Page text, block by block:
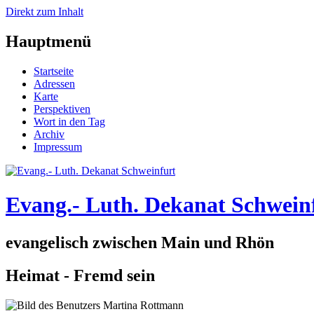
Direkt zum Inhalt
Hauptmenü
Startseite
Adressen
Karte
Perspektiven
Wort in den Tag
Archiv
Impressum
Evang.- Luth. Dekanat
evangelisch zwischen Main und Rhön
Heimat - Fremd sein